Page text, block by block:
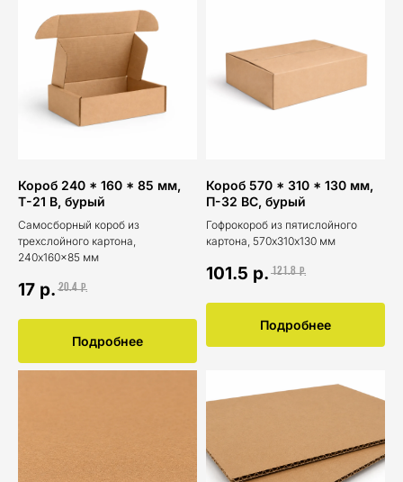
Короб 240 * 160 * 85 мм,
Т-21 В, бурый
Самосборный короб из
трехслойного картона,
240x160x85 мм
17 р. 20.4 р.
Подробнее
Короб 570 * 310 * 130 мм,
П-32 ВС, бурый
Гофрокороб из пятислойного
картона, 570х310х130 мм
101.5 р. 121.8 р.
Подробнее